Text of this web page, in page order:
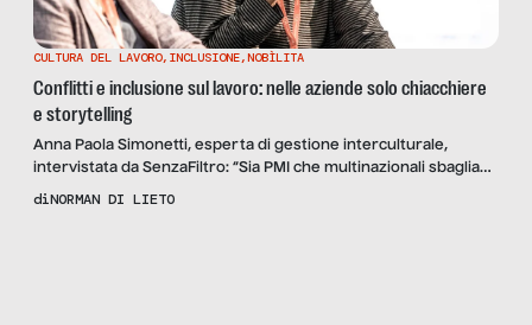
CULTURA DEL LAVORO, INCLUSIONE,NOBÌLITA
Conflitti e inclusione sul lavoro: nelle aziende solo chiacchiere
e storytelling
Anna Paola Simonetti, esperta di gestione interculturale,
intervistata da SenzaFiltro: “Sia PMI che multinazionali sbagliano
approccio, con le culture diverse dalla propria. E i risultati sono
diNORMAN DI LIETO